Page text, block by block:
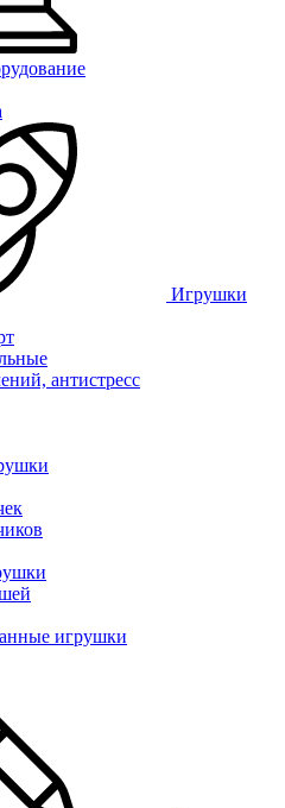
Игрушки
антистресс
игрушки